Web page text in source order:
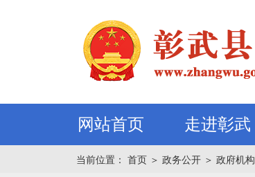
网站首页 走进彰武
当前位置： 首页 ＞ 政务公开 ＞ 政府机构